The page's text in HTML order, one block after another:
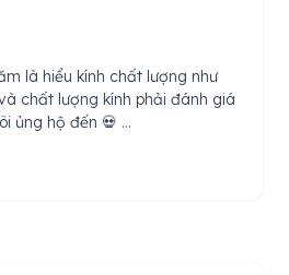
là hiểu kính chất lượng như
chất lượng kính phải đánh giá
ủng hộ đến 💀 …